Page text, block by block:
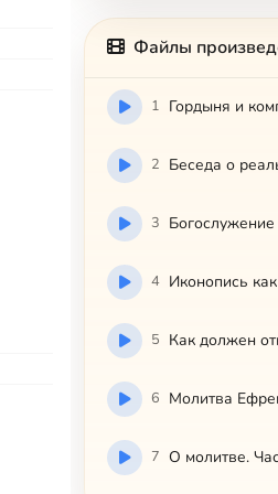
Файлы
1 Гордыня и
2 Беседа о
3
4 Иконопись
5 Как должен
6 Молитва
7 О молитве.